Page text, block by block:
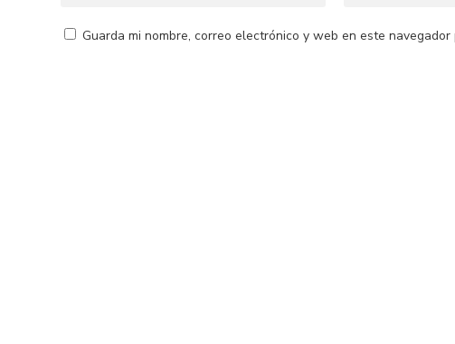
Guarda mi nombre, correo electrónico y web en este